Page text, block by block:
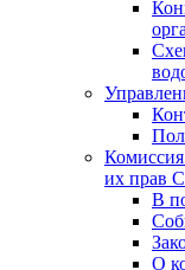
их прав
В
О